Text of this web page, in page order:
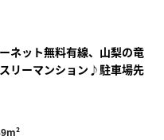
ネット無料有線、山梨の竜
リーマンション♪駐車場先